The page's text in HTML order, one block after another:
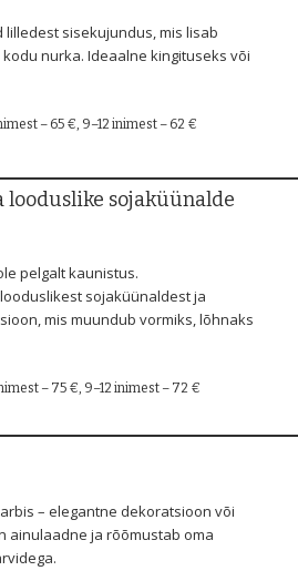
sisekujundus, mis lisab
nurka. Ideaalne kingituseks või
– 65 €, 9–12 inimest – 62 €
sojaküünalde
pelgalt kaunistus.
sojaküünaldest ja
mis muundub vormiks, lõhnaks
– 75 €, 9–12 inimest – 72 €
– elegantne dekoratsioon või
ainulaadne ja rõõmustab oma